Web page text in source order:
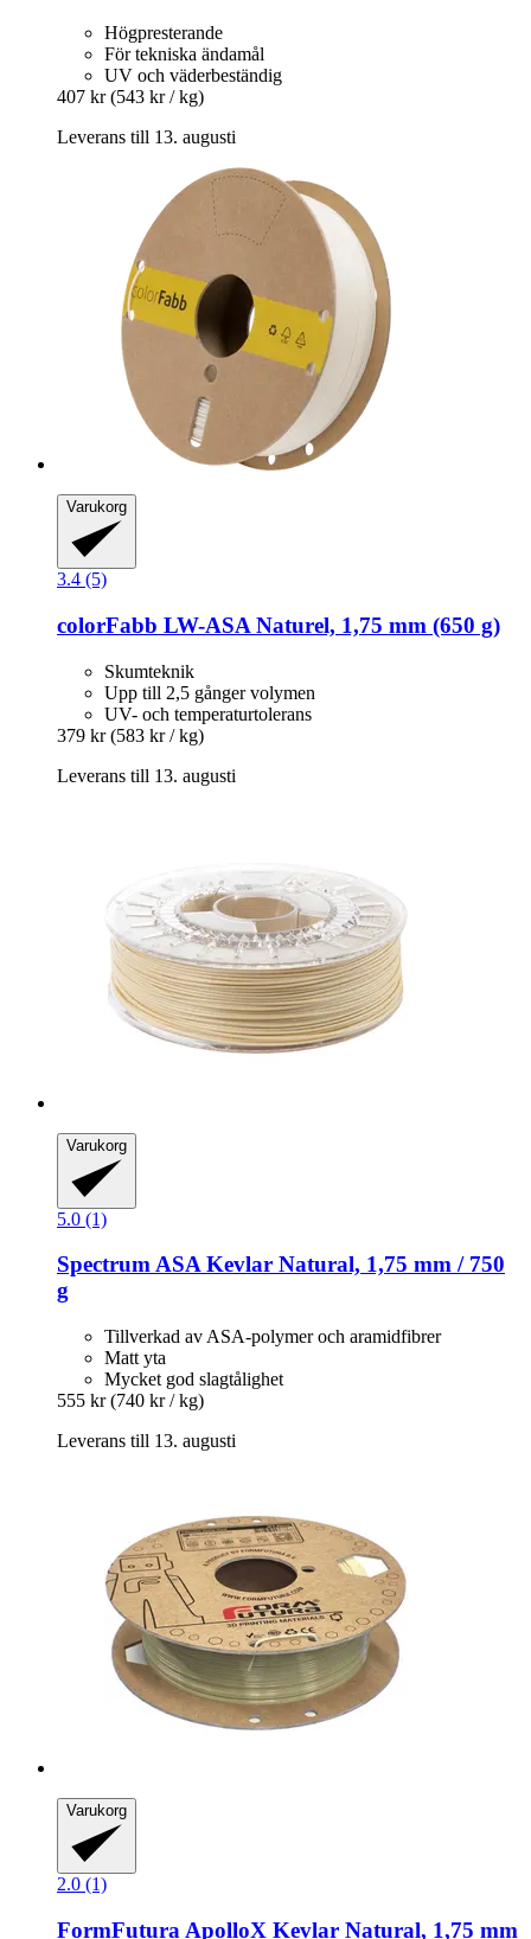
Högpresterande
För tekniska ändamål
UV och väderbeständig
407 kr (543 kr / kg)
Leverans till 13. augusti
Varukorg
3.4 (5)
colorFabb LW-​ASA Naturel, 1,75 mm (650 g)
Skumteknik
Upp till 2,5 gånger volymen
UV- och temperaturtolerans
379 kr (583 kr / kg)
Leverans till 13. augusti
Varukorg
5.0 (1)
SpectrumASA Kevlar Natural, 1,75 mm / 750
g
Tillverkad av ASA-polymer och aramidfibrer
Matt yta
Mycket god slagtålighet
555 kr (740 kr / kg)
Leverans till 13. augusti
Varukorg
2.0 (1)
FormFutura ApolloX Kevlar Natural, 1,75 mm